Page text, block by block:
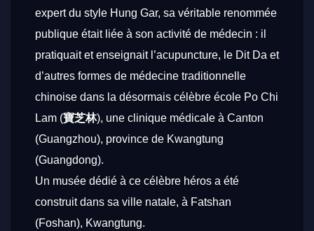
expert du style Hung Gar, sa véritable renommée
publique était liée à son activité de médecin : il
pratiquait et enseignait l’acupuncture, le Dit Da et
d’autres formes de médecine traditionnelle
chinoise dans la désormais célèbre école Po Chi
Lam (寶芝林), une clinique médicale à Canton
(Guangzhou), province de Kwangtung
(Guangdong).
Un musée dédié à ce célèbre héros a été
construit dans sa ville natale, à Fatshan
(Foshan), Kwangtung.